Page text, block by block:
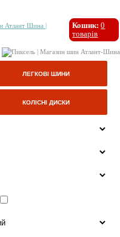
Кошик: 0
товарів
ЛЕГКОВІ ШИНИ
КОЛІСНІ ДИСКИ